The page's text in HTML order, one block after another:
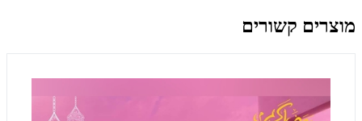
מוצרים קשורים